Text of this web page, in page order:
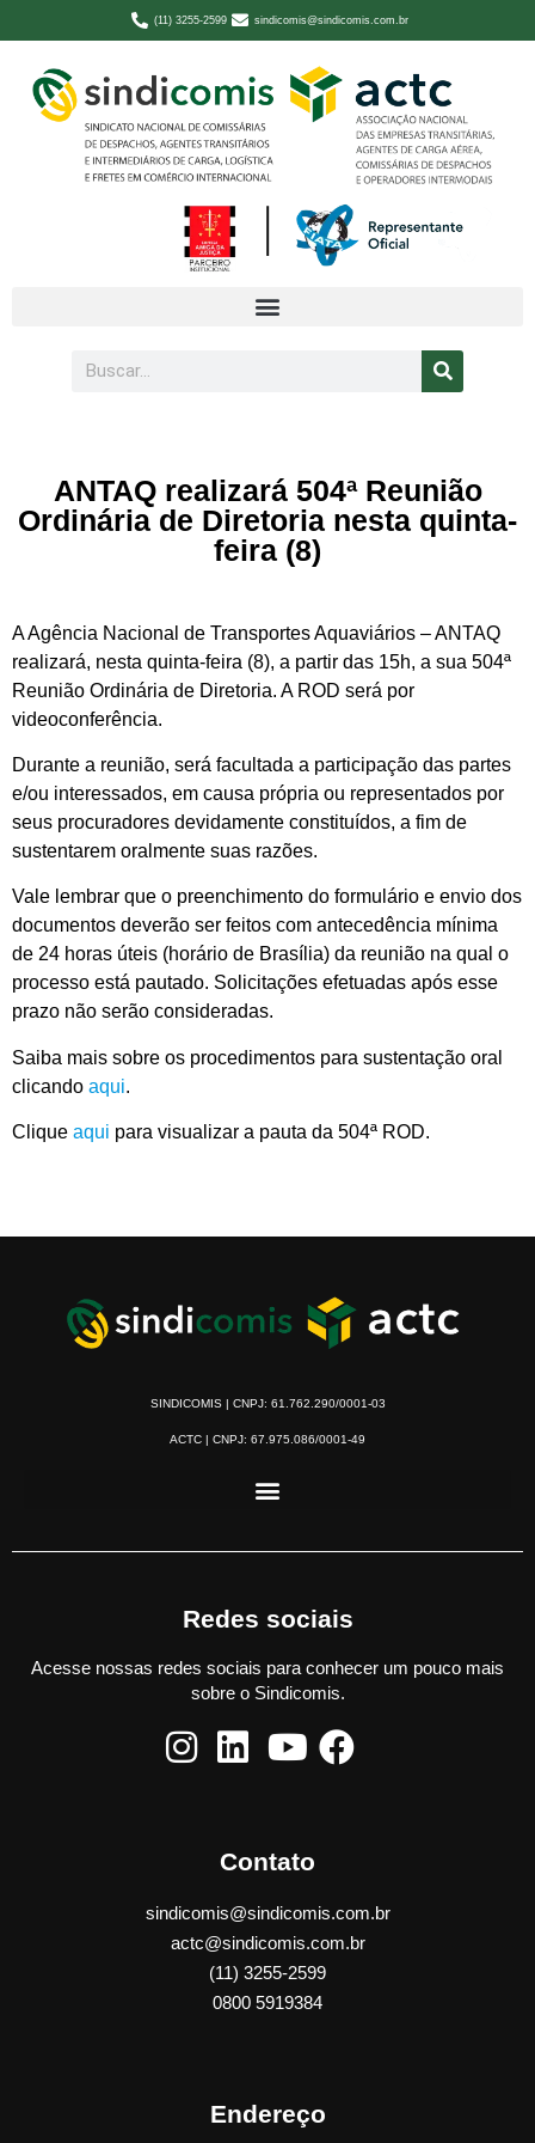
(11) 3255-2599 sindicomis@sindicomis.com.br
ANTAQ realizará 504ª Reunião
Ordinária de Diretoria nesta quinta-
feira (8)
A Agência Nacional de Transportes Aquaviários – ANTAQ
realizará, nesta quinta-feira (8), a partir das 15h, a sua 504ª
Reunião Ordinária de Diretoria. A ROD será por
videoconferência.
Durante a reunião, será facultada a participação das partes
e/ou interessados, em causa própria ou representados por
seus procuradores devidamente constituídos, a fim de
sustentarem oralmente suas razões.
Vale lembrar que o preenchimento do formulário e envio dos
documentos deverão ser feitos com antecedência mínima
de 24 horas úteis (horário de Brasília) da reunião na qual o
processo está pautado. Solicitações efetuadas após esse
prazo não serão consideradas.
Saiba mais sobre os procedimentos para sustentação oral
clicando aqui.
Clique aqui para visualizar a pauta da 504ª ROD.
SINDICOMIS | CNPJ: 61.762.290/0001-03
ACTC | CNPJ: 67.975.086/0001-49
Redes sociais
Acesse nossas redes sociais para conhecer um pouco mais
sobre o Sindicomis.
Contato
sindicomis@sindicomis.com.br
actc@sindicomis.com.br
(11) 3255-2599
0800 5919384
Endereço